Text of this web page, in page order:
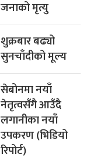
जनाको मृत्यु
शुक्रबार बढ्यो
सुनचाँदीको मूल्य
सेबोनमा नयाँ
नेतृत्वसँगै आउँदै
लगानीका नयाँ
उपकरण (भिडियो
रिपोर्ट)